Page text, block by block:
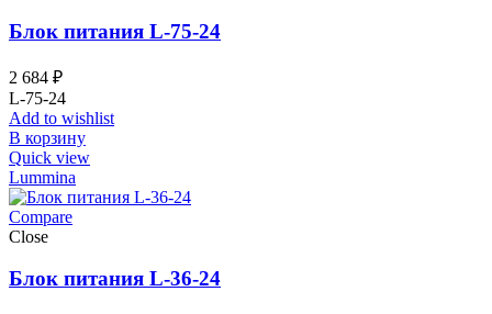
Блок питания L-75-24
2 684 ₽
L-75-24
Add to wishlist
В корзину
Quick view
Lummina
Compare
Close
Блок питания L-36-24